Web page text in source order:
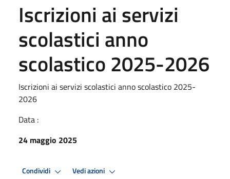
Iscrizioni ai servizi
scolastici anno
scolastico 2025-2026
Iscrizioni ai servizi scolastici anno scolastico 2025-
2026
Data :
24 maggio 2025
Condividi Vedi azioni